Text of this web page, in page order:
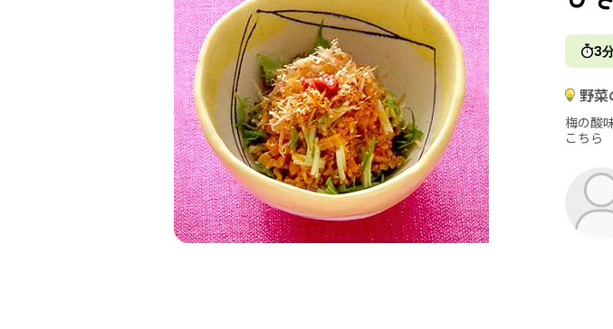
3
野菜
梅の酸
こちら